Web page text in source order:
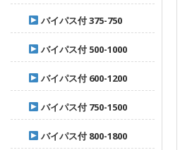
バイパス付 375-750
バイパス付 500-1000
バイパス付 600-1200
バイパス付 750-1500
バイパス付 800-1800